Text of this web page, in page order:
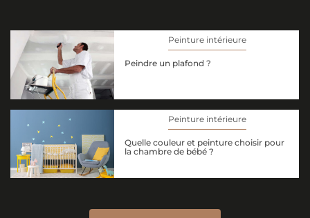
Peinture intérieure
Peindre un plafond ?
Peinture intérieure
Quelle couleur et peinture choisir pour
la chambre de bébé ?